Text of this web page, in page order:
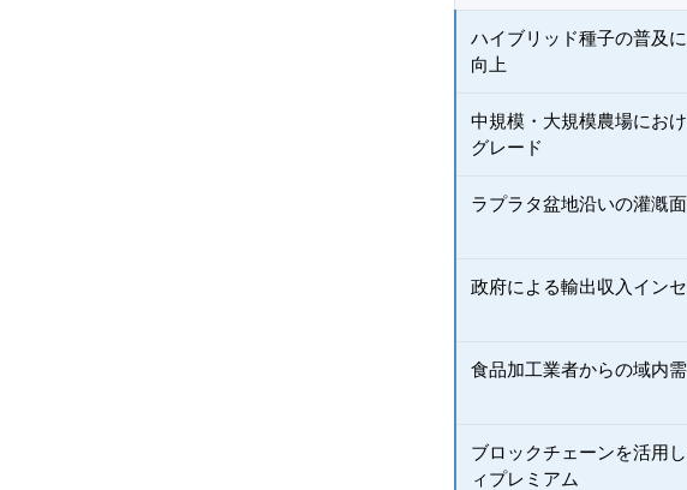
ハイブリッド種子の普及
向上
中規模・大規模農場にお
グレード
ラプラタ盆地沿いの灌漑
政府による輸出収入イン
食品加工業者からの域内
ブロックチェーンを活用
ィプレミアム